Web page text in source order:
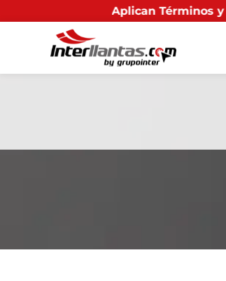
Términos y Condiciones) -